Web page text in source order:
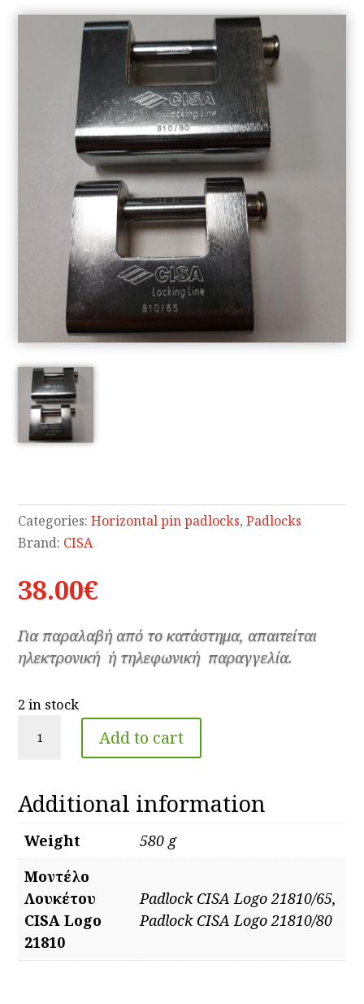
Categories:Horizontal pin padlocks,Padlocks
Brand: CISA
38.00€
Για παραλαβή από το κατάστημα, απαιτείται
ηλεκτρονική ή τηλεφωνική παραγγελία.
2 in stock
CISA
21810
quantity
Add to cart
Additional information
Weight
580 g
Μοντέλο
Λουκέτου
CISA Logo
21810
Padlock CISA Logo 21810/65,
Padlock CISA Logo 21810/80